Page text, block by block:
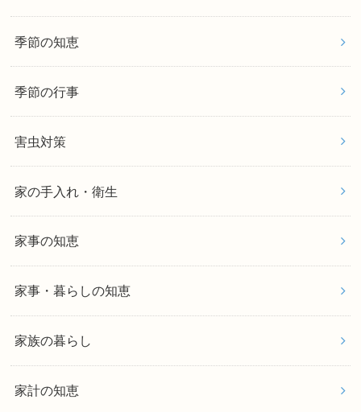
季節の知恵
季節の行事
害虫対策
家の手入れ・衛生
家事の知恵
家事・暮らしの知恵
家族の暮らし
家計の知恵